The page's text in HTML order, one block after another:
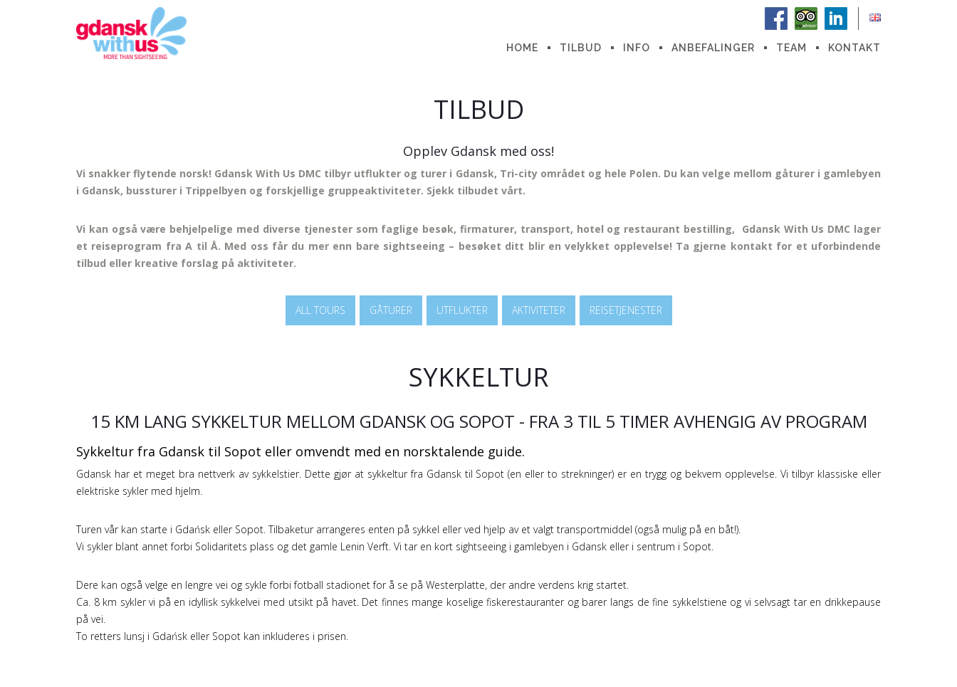
HOME TILBUD INFO ANBEFALINGER TEAM KONTAKT
TILBUD
Opplev Gdansk med oss!
Vi snakker flytende norsk! Gdansk With Us DMC tilbyr utflukter og turer i Gdansk, Tri-city området og hele Polen. Du kan velge mellom gåturer i gamlebyen
i Gdansk, bussturer i Trippelbyen og forskjellige gruppeaktiviteter. Sjekk tilbudet vårt.
Vi kan også være behjelpelige med diverse tjenester som faglige besøk, firmaturer, transport, hotel og restaurant bestilling, Gdansk With Us DMC lager
et reiseprogram fra A til Å. Med oss får du mer enn bare sightseeing – besøket ditt blir en velykket opplevelse! Ta gjerne kontakt for et uforbindende
tilbud eller kreative forslag på aktiviteter.
ALL TOURS GÅTURER UTFLUKTER AKTIVITETER REISETJENESTER
SYKKELTUR
15 KM LANG SYKKELTUR MELLOM GDANSK OG SOPOT - FRA 3 TIL 5 TIMER AVHENGIG AV PROGRAM
Sykkeltur fra Gdansk til Sopot eller omvendt med en norsktalende guide.
Gdansk har et meget bra nettverk av sykkelstier. Dette gjør at sykkeltur fra Gdansk til Sopot (en eller to strekninger) er en trygg og bekvem opplevelse. Vi tilbyr klassiske eller
elektriske sykler med hjelm.
Turen vår kan starte i Gdańsk eller Sopot. Tilbaketur arrangeres enten på sykkel eller ved hjelp av et valgt transportmiddel (også mulig på en båt!).
Vi sykler blant annet forbi Solidaritets plass og det gamle Lenin Verft. Vi tar en kort sightseeing i gamlebyen i Gdansk eller i sentrum i Sopot.
Dere kan også velge en lengre vei og sykle forbi fotball stadionet for å se på Westerplatte, der andre verdens krig startet.
Ca. 8 km sykler vi på en idyllisk sykkelvei med utsikt på havet. Det finnes mange koselige fiskerestauranter og barer langs de fine sykkelstiene og vi selvsagt tar en drikkepause
på vei.
To retters lunsj i Gdańsk eller Sopot kan inkluderes i prisen.